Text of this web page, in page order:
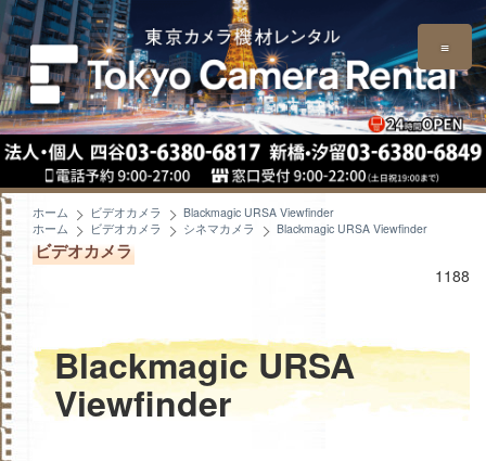
≡
ホーム ビデオカメラ
Blackmagic URSA Viewfinder
ホーム
ビデオカメラ シネマカメラ Blackmagic URSA Viewfinder
ビデオカメラ
1188
Blackmagic URSA
Viewfinder